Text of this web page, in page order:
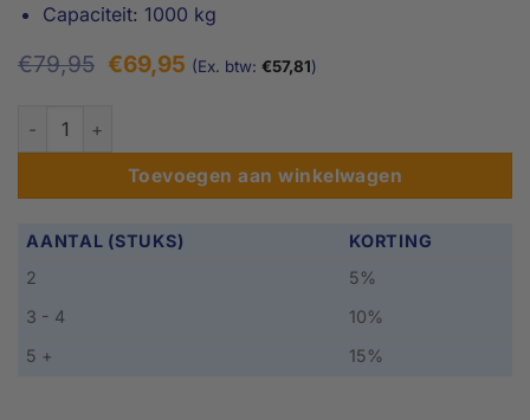
Capaciteit: 1000 kg
€79,95 Oorspronkelijke
prijs
€69,95Huidige
(Ex. btw: €57,81)
7,5 cm - Rubberen Drempelhulp Schuin aantal
Toevoegen aan winkelwagen
AANTAL (STUKS)
KORTING
2
5%
3 - 4
10%
5 +
15%